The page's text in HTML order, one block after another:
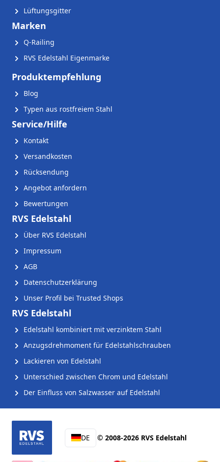
Lüftungsgitter
Marken
Q-Railing
RVS Edelstahl Eigenmarke
Produktempfehlung
Blog
Typen aus rostfreiem Stahl
Service/Hilfe
Kontakt
Versandkosten
Rücksendung
Angebot anfordern
Bewertungen
RVS Edelstahl
Über RVS Edelstahl
Impressum
AGB
Datenschutzerklärung
Unser Profil bei Trusted Shops
RVS Edelstahl
Edelstahl kombiniert mit verzinktem Stahl
Anzugsdrehmoment für Edelstahlschrauben
Lackieren von Edelstahl
Unterschied zwischen Chrom und Edelstahl
Der Einfluss von Salzwasser auf Edelstahl
DE © 2008-2026 RVS Edelstahl